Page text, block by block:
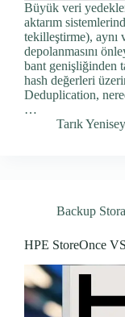
Büyük veri
aktarım
tekilleştirme), aynı
depolanmasını
bant genişliğinden
hash değerleri
Deduplication,
…
Tarık Yenisey
Backup
HPE StoreOnce